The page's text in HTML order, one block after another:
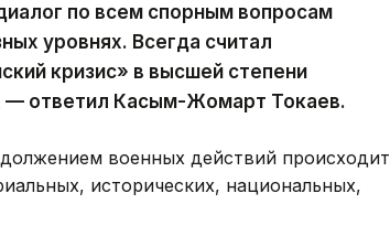
по всем спорным вопросам
уровнях. Всегда считал
кризис» в высшей степени
— ответил Касым-Жомарт Токаев.
военных действий происходит
исторических, национальных,